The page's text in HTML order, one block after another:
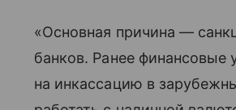
«Основная причина —
банков. Ранее финансовые
на инкассацию в